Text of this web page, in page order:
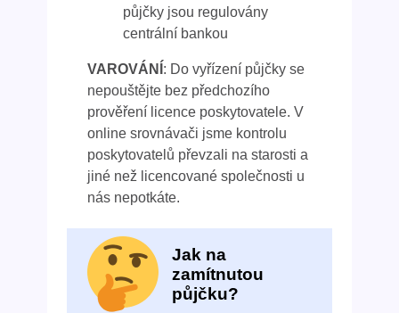
půjčky jsou regulovány
centrální bankou
VAROVÁNÍ : Do vyřízení půjčky se
nepouštějte bez předchozího
prověření licence poskytovatele. V
online srovnávači jsme kontrolu
poskytovatelů převzali na starosti a
jiné než licencované společnosti u
nás nepotkáte.
Jak na
zamítnutou
půjčku?